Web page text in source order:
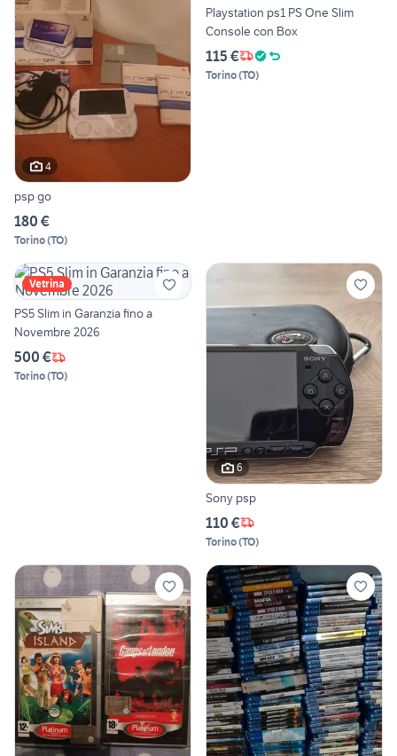
4
psp go
180 €
Torino(TO)
Playstation ps1 PS One Slim
Console con Box
115 €
Torino(TO)
Vetrina
PS5 Slim in Garanzia fino a
Novembre 2026
500 €
Torino(TO)
6
Sony psp
110 €
Torino(TO)